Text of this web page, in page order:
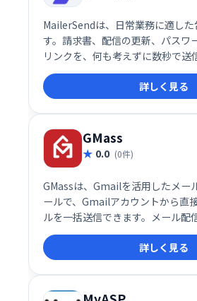
MailerSendは、日常業務に適し
す。請求書、配信の更新、パスワ
リンクを、何も考えずに数秒で送
詳しく見る
GMass
0.0 (0件)
GMassは、Gmailを活用したメー
ールで、Gmailアカウントから直
ルを一括送信できます。メール配
を実現し、ビジネスの成長をサポ
グインです。
詳しく見る